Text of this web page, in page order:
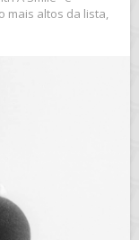
mais altos da lista,